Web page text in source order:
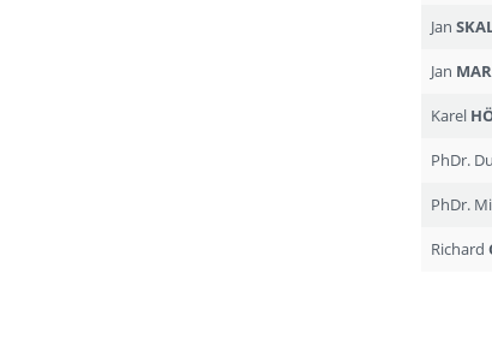
Jan
Jan
Karel
PhDr.
PhDr.
Richard